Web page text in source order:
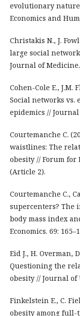
evolutionary
Economics and
Christakis N., J.
large social
Journal of Medicine.
Cohen-Cole E., J.M.
Social networks
epidemics // Journal
Courtemanche C.
waistlines: The
obesity // Forum for
(Article 2).
Courtemanche C.,
supercenters? The
body mass index
Economics. 69:
Eid J., H. Overman,
Questioning the
obesity // Journal of
Finkelstein E., C.
obesity among full-